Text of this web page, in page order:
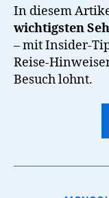
In diesem
wichtigsten
– mit
Besuch lohnt.